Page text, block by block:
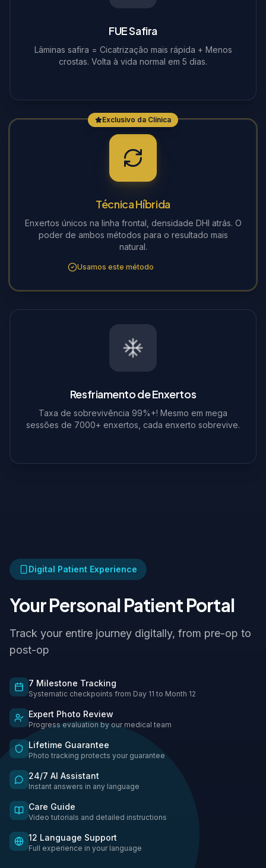
FUE Safira
Lâminas safira = Cicatrização mais rápida + Menos
crostas. Volta à vida normal em 5 dias.
Exclusivo da Clínica
Técnica Híbrida
Enxertos únicos na linha frontal, densidade DHI atrás. O
poder de ambos métodos para o resultado mais
natural.
Usamos este método
Resfriamento de Enxertos
Taxa de sobrevivência 99%+! Mesmo em mega
sessões de 7000+ enxertos, cada enxerto sobrevive.
Digital Patient Experience
Your Personal Patient Portal
Track your entire journey digitally, from pre-op to
post-op
7 Milestone Tracking
Systematic checkpoints from Day 11 to Month 12
Expert Photo Review
Progress evaluation by our medical team
Lifetime Guarantee
Photo tracking protects your guarantee
24/7 AI Assistant
Instant answers in any language
Care Guide
Video tutorials and detailed instructions
12 Language Support
Full experience in your language